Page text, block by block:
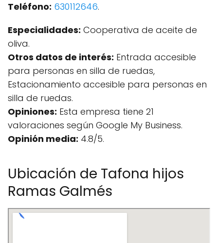
Teléfono: 630112646.
Especialidades: Cooperativa de aceite de
oliva.
Otros datos de interés: Entrada accesible
para personas en silla de ruedas,
Estacionamiento accesible para personas en
silla de ruedas.
Opiniones: Esta empresa tiene 21
valoraciones según Google My Business.
Opinión media: 4.8/5.
Ubicación de Tafona hijos
Ramas Galmés